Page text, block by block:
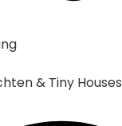
& Tiny Houses